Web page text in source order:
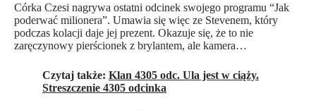
Córka Czesi nagrywa ostatni odcinek swojego programu “Jak
poderwać milionera”. Umawia się więc ze Stevenem, który
podczas kolacji daje jej prezent. Okazuje się, że to nie
zaręczynowy pierścionek z brylantem, ale kamera…
Czytaj także: Klan 4305 odc. Ula jest w ciąży.
Streszczenie 4305 odcinka